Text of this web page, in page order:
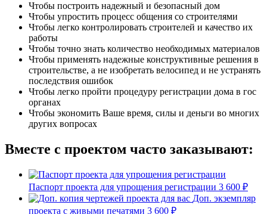
Чтобы построить надежный и безопасный дом
Чтобы упростить процесс общения со строителями
Чтобы легко контролировать строителей и качество их
работы
Чтобы точно знать количество необходимых материалов
Чтобы применять надежные конструктивные решения в
строительстве, а не изобретать велосипед и не устранять
последствия ошибок
Чтобы легко пройти процедуру регистрации дома в гос
органах
Чтобы экономить Ваше время, силы и деньги во многих
других вопросах
Вместе с проектом часто заказывают:
Паспорт проекта для упрощения регистрации 3 600 ₽
Доп. экземпляр
проекта с живыми печатями 3 600 ₽